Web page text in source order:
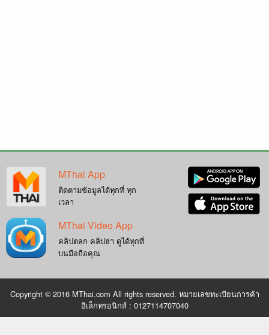
MThai App
ติดตามข้อมูลได้ทุกที่ ทุก
เวลา
MThai Video App
คลิปตลก คลิปฮา ดูได้ทุกที่
บนมือถือคุณ
Copyright © 2016 MThai.com All rights reserved. หมายเลขทะเบียนการค้า
อิเล็กทรอนิกส์ : 0127114707040